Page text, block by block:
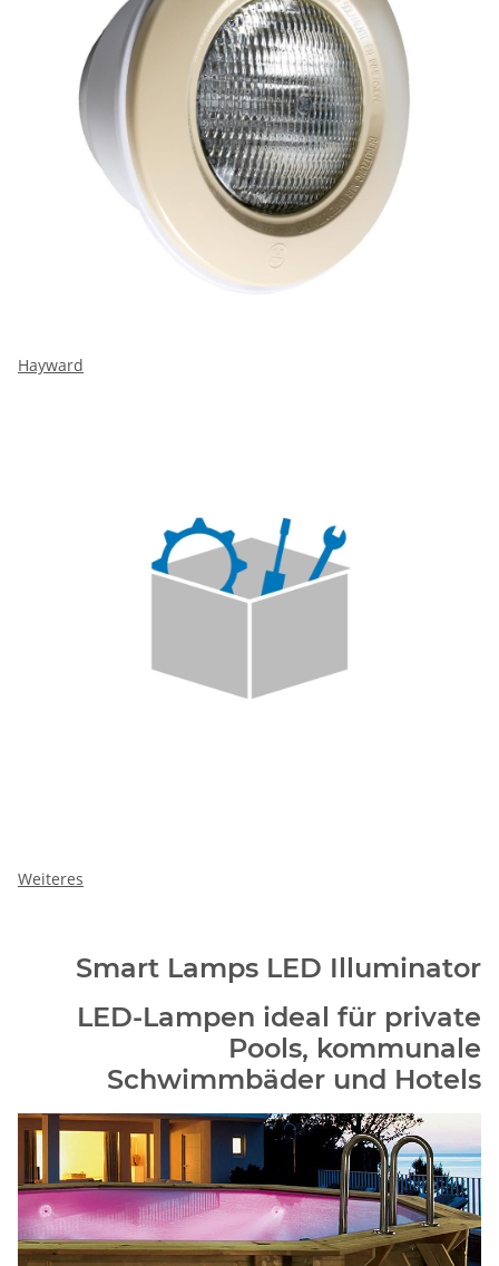
Hayward
Weiteres
Smart Lamps LED Illuminator
LED-Lampen ideal für private
Pools, kommunale
Schwimmbäder und Hotels